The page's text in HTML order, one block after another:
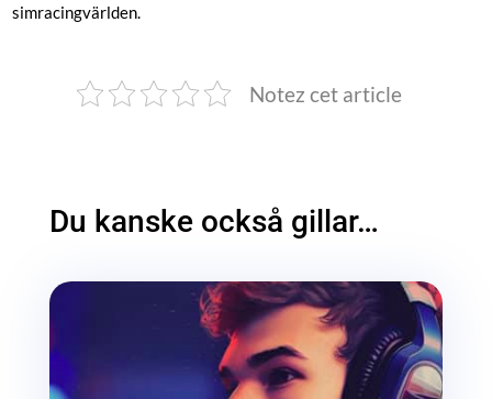
simracingvärlden.
Notez cet article
Du kanske också gillar…